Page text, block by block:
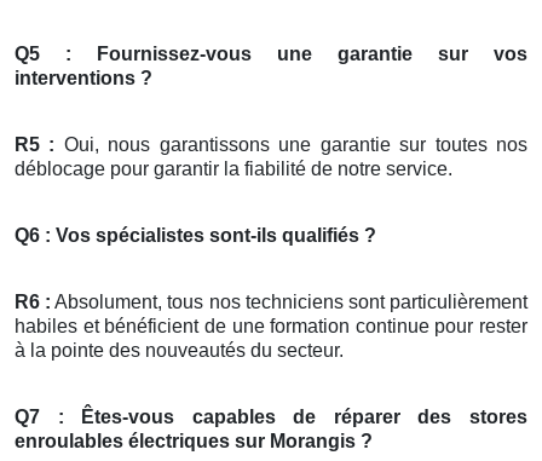
Q5 : Fournissez-vous une garantie sur vos
interventions ?
R5 : Oui, nous garantissons une garantie sur toutes nos
déblocage pour garantir la fiabilité de notre service.
Q6 : Vos spécialistes sont-ils qualifiés ?
R6 : Absolument, tous nos techniciens sont particulièrement
habiles et bénéficient de une formation continue pour rester
à la pointe des nouveautés du secteur.
Q7 : Êtes-vous capables de réparer des stores
enroulables électriques sur Morangis ?